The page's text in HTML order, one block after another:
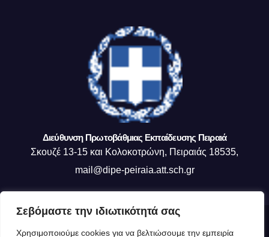
Σεβόμαστε την ιδιωτικότητά σας
Χρησιμοποιούμε cookies για να βελτιώσουμε την εμπειρία
Διεύθυνση Πρωτοβάθμιας Εκπαίδευσης Πειραιά
Σκουζέ 13-15 και Κολοκοτρώνη, Πειραιάς 18535,
mail@dipe-peiraia.att.sch.gr
Δημιουργήθηκε από το digital2000 με την Υποστήριξη του WordPress